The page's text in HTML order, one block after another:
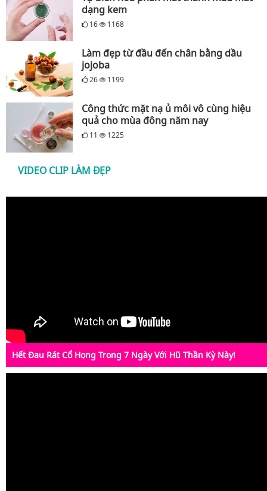
dạng kem
16 1168
Làm đẹp từ đầu đến chân bằng dầu
jojoba
26 1199
Công thức mặt nạ ủ môi vô cùng hiệu
quả cho mùa đông năm nay
11 1225
VIDEO CLIP LÀM ĐẸP
Hết Đau Rát Cổ Họng Trong 7 Ngày Với Hũ Thần Kỳ Này!